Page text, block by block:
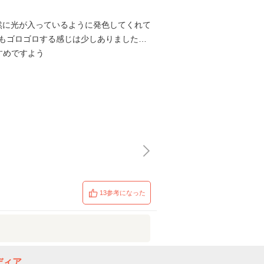
光が入っているように発色してくれて
ゴロゴロする感じは少しありました…
ですよう
13参考になった
ィア